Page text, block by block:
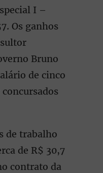
I –
Os ganhos
Bruno
de cinco
de trabalho
de R$ 30,7
contrato da